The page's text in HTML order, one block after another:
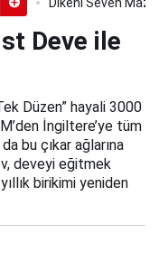
Deve ile
Düzen” hayali 3000
İngiltere’ye tüm
bu çıkar ağlarına
deveyi eğitmek
birikimi yeniden